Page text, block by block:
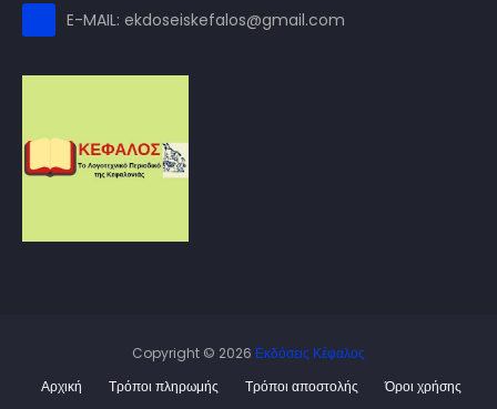
E-MAIL: ekdoseiskefalos@gmail.com
Copyright © 2026 Εκδόσεις Κέφαλος
Αρχική
Τρόποι πληρωμής Τρόποι αποστολής Όροι χρήσης